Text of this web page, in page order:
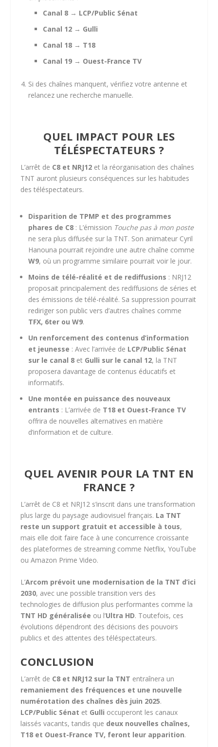
Canal 8 → LCP/Public Sénat
Canal 12 → Gulli
Canal 18 → T18
Canal 19 → Ouest-France TV
Si des chaînes manquent, vérifiez votre antenne et
relancez une recherche manuelle.
QUEL IMPACT POUR LES
TÉLÉSPECTATEURS ?
L’arrêt de C8 et NRJ12 et la réorganisation des chaînes
TNT auront plusieurs conséquences sur les habitudes
des téléspectateurs.
Disparition de TPMP et des programmes
phares de C8 : L’émission Touche pas à mon poste
ne sera plus diffusée sur la TNT. Son animateur Cyril
Hanouna pourrait rejoindre une autre chaîne comme
W9, où un programme similaire pourrait voir le jour.
Moins de télé-réalité et de rediffusions : NRJ12
proposait principalement des rediffusions de séries et
des émissions de télé-réalité. Sa suppression pourrait
rediriger son public vers d’autres chaînes comme
TFX, 6ter ou W9.
Un renforcement des contenus d’information
et jeunesse : Avec l’arrivée de LCP/Public Sénat
sur le canal 8 et Gulli sur le canal 12, la TNT
proposera davantage de contenus éducatifs et
informatifs.
Une montée en puissance des nouveaux
entrants : L’arrivée de T18 et Ouest-France TV
offrira de nouvelles alternatives en matière
d’information et de culture.
QUEL AVENIR POUR LA TNT EN
FRANCE ?
L’arrêt de C8 et NRJ12 s’inscrit dans une transformation
plus large du paysage audiovisuel français. La TNT
reste un support gratuit et accessible à tous,
mais elle doit faire face à une concurrence croissante
des plateformes de streaming comme Netflix, YouTube
ou Amazon Prime Video.
L’Arcom prévoit une modernisation de la TNT d’ici
2030, avec une possible transition vers des
technologies de diffusion plus performantes comme la
TNT HD généralisée ou l’Ultra HD. Toutefois, ces
évolutions dépendront des décisions des pouvoirs
publics et des attentes des téléspectateurs.
CONCLUSION
L’arrêt de C8 et NRJ12 sur la TNT entraînera un
remaniement des fréquences et une nouvelle
numérotation des chaînes dès juin 2025.
LCP/Public Sénat et Gulli occuperont les canaux
laissés vacants, tandis que deux nouvelles chaînes,
T18 et Ouest-France TV, feront leur apparition.